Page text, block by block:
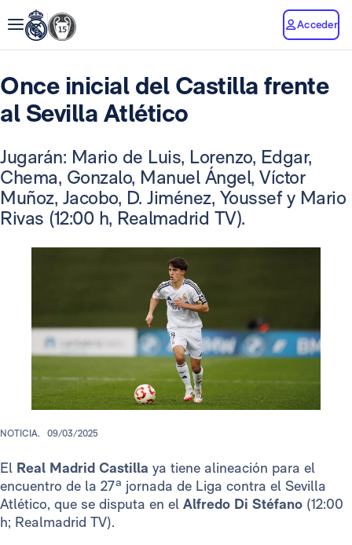
Acceder
Once inicial del Castilla frente
al Sevilla Atlético
Jugarán: Mario de Luis, Lorenzo, Edgar,
Chema, Gonzalo, Manuel Ángel, Víctor
Muñoz, Jacobo, D. Jiménez, Youssef y Mario
Rivas (12:00 h, Realmadrid TV).
NOTICIA. 09/03/2025
El Real Madrid Castilla ya tiene alineación para el
encuentro de la 27ª jornada de Liga contra el Sevilla
Atlético, que se disputa en el Alfredo Di Stéfano (12:00
h; Realmadrid TV).